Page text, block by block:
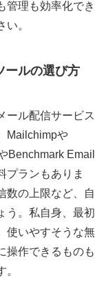
管理も効率化でき
。
ールの選び方
ール配信サービス
Mailchimpや
Benchmark Email
プランもありま
数の上限など、自
う。私自身、最初
使いやすそうな無
操作できるものも